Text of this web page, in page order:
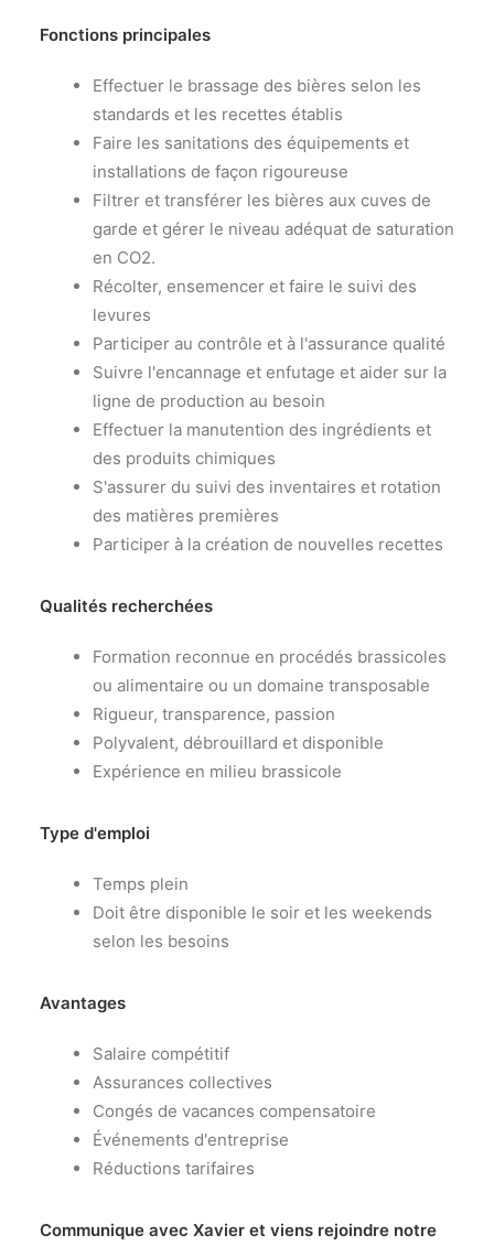
Fonctions principales
Effectuer le brassage des bières selon les
standards et les recettes établis
Faire les sanitations des équipements et
installations de façon rigoureuse
Filtrer et transférer les bières aux cuves de
garde et gérer le niveau adéquat de saturation
en CO2.
Récolter, ensemencer et faire le suivi des
levures
Participer au contrôle et à l'assurance qualité
Suivre l'encannage et enfutage et aider sur la
ligne de production au besoin
Effectuer la manutention des ingrédients et
des produits chimiques
S'assurer du suivi des inventaires et rotation
des matières premières
Participer à la création de nouvelles recettes
Qualités recherchées
Formation reconnue en procédés brassicoles
ou alimentaire ou un domaine transposable
Rigueur, transparence, passion
Polyvalent, débrouillard et disponible
Expérience en milieu brassicole
Type d'emploi
Temps plein
Doit être disponible le soir et les weekends
selon les besoins
Avantages
Salaire compétitif
Assurances collectives
Congés de vacances compensatoire
Événements d'entreprise
Réductions tarifaires
Communique avec Xavier et viens rejoindre notre